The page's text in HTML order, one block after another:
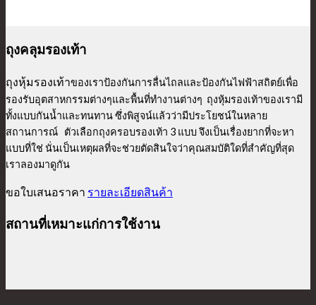
ถุงคลุมรองเท้า
ถุงหุ้มรองเท้าของเราป้องกันการลื่นไถลและป้องกันไฟฟ้าสถิตย์เพื่อ
รองรับอุตสาหกรรมต่างๆและพื้นที่ทำงานต่างๆ ถุงหุ้มรองเท้าของเรามี
ทั้งแบบกันน้ำและทนทาน ซึ่งพิสูจน์แล้วว่ามีประโยชน์ในหลาย
สถานการณ์ ตัวเลือกถุงครอบรองเท้า 3 แบบ จึงเป็นเรื่องยากที่จะหา
แบบที่ใช่ นั่นเป็นเหตุผลที่จะช่วยตัดสินใจว่าคุณสมบัติใดที่สำคัญที่สุด
เราลองมาดูกัน
ขอใบเสนอราคา รายละเอียดสินค้า
สถานที่เหมาะแก่การใช้งาน